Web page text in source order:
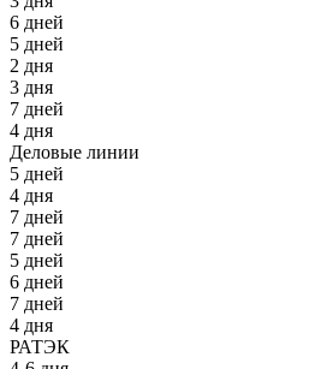
6 дней
5 дней
2 дня
3 дня
7 дней
4 дня
Деловые линии
5 дней
4 дня
7 дней
7 дней
5 дней
6 дней
7 дней
4 дня
РАТЭК